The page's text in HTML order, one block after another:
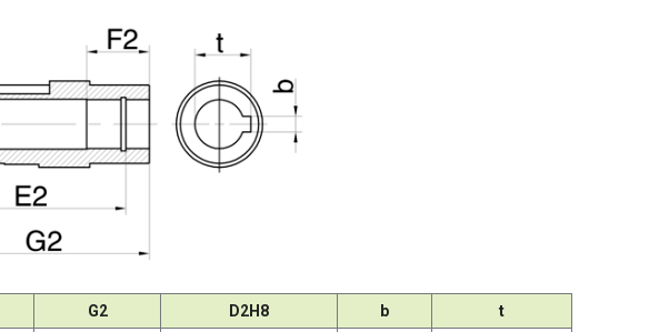
G2 D2H8 b t